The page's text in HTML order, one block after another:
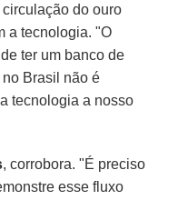
do ouro
a tecnologia. "O
ter um banco de
Brasil não é
tecnologia a nosso
, corrobora. "É preciso
esse fluxo